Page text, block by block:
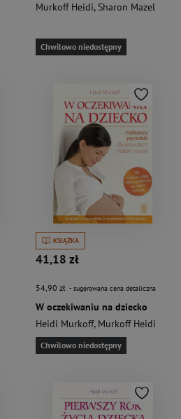
Murkoff Heidi, Sharon Mazel
Chwilowo niedostępny
KSIĄŻKA
41,18 zł
54,90 zł - sugerowana cena detaliczna
W oczekiwaniu na dziecko
Heidi Murkoff, Murkoff Heidi
Chwilowo niedostępny